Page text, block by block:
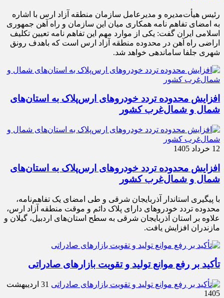
رئیس هیأت‌مدیره و مدیرعامل سازمان منطقه آزاد ارس با اشاره
به امضای تفاهم نامه همکاری میان این سازمان و راه آهن جمهوری
اسلامی ایران گفت: یکی از موارد مهم این تفاهم نامه تعیین تکلیف
اراضی راه آهن در محدوده منطقه آزاد ارس است که باهدف رونق
شهری جلفا ساماندهی خواهد شد.
افزایش محدوده تردد خودروهای ارس‌پلاک به استان‌های
شمال و شمال‌غرب کشور
12 خرداد 1405
افزایش محدوده تردد خودروهای ارس‌پلاک به استان‌های
شمال و شمال‌غرب کشور
با پیگیری استاندار آذربایجان شرقی و طی امضای یک تفاهم‌نامه،
محدوده تردد خودروهای دارای پلاک دائم و موقت منطقه آزاد ارس،
علاوه بر استان آذربایجان شرقی به سطح استان‌های اردبیل، گیلان و
مازندران افزایش یافت.
تأکید بر رفع موانع تولید و تقویت بازارهای صادراتی
31 اردیبهشت
1405